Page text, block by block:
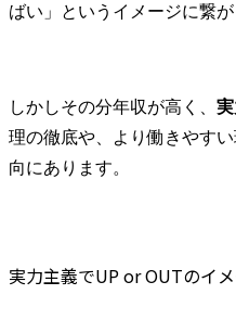
ばい」というイメージに繋が
しかしその分年収が高く、
理の徹底や、より働きやす
向にあります。
実力主義でUP or OUTのイ